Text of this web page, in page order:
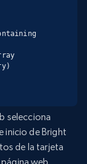
selecciona
inicio de Bright
de la tarjeta